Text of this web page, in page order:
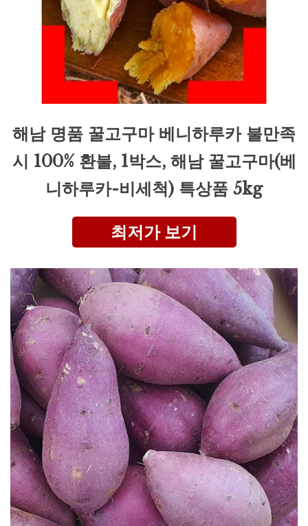
해남 명품 꿀고구마 베니하루카 불만족
시 100% 환불, 1박스, 해남 꿀고구마(베
니하루카-비세척) 특상품 5kg
최저가 보기